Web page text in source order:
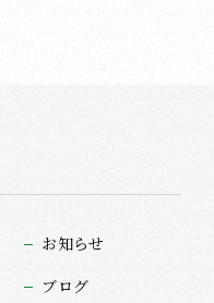
お知らせ
ブログ